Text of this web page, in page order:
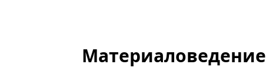
Материаловедение